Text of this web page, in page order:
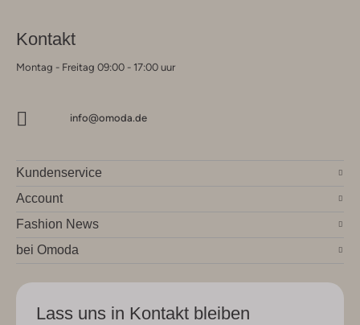
Kontakt
Montag - Freitag 09:00 - 17:00 uur
info@omoda.de
Kundenservice
Account
Fashion News
bei Omoda
Lass uns in Kontakt bleiben